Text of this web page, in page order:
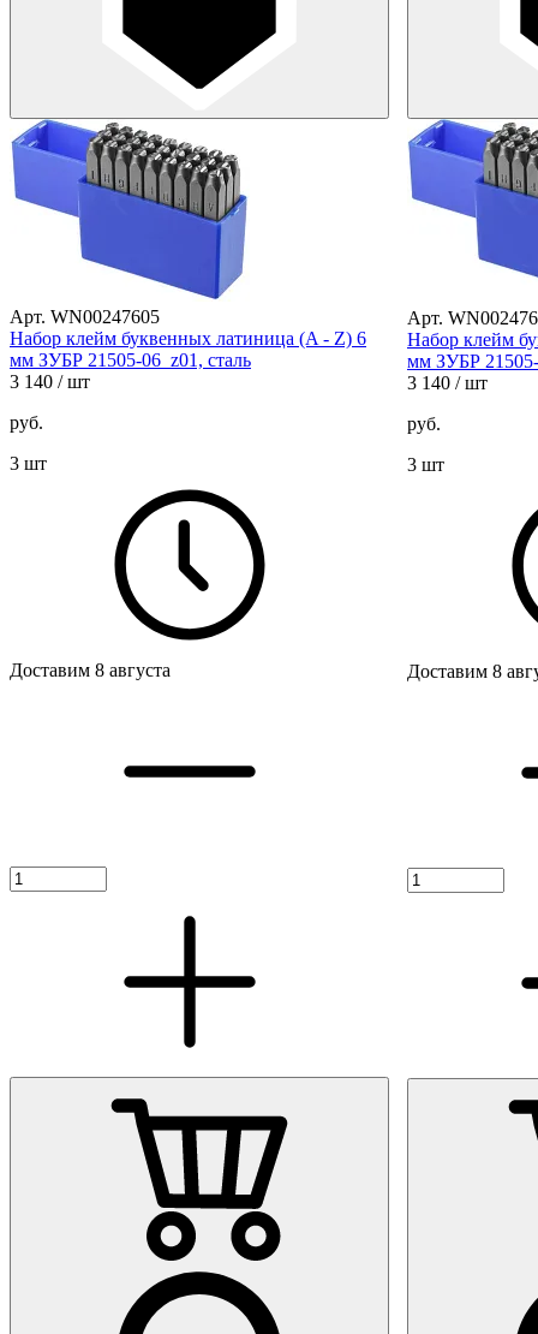
Арт. WN00247605
Набор клейм буквенных латиница (A - Z) 6
мм ЗУБР 21505-06_z01, сталь
3 140 / шт
руб.
3 шт
Доставим 8 августа
Арт.
Набор клейм
мм ЗУБР 21505-
3 140 / шт
руб.
3 шт
Доставим 8